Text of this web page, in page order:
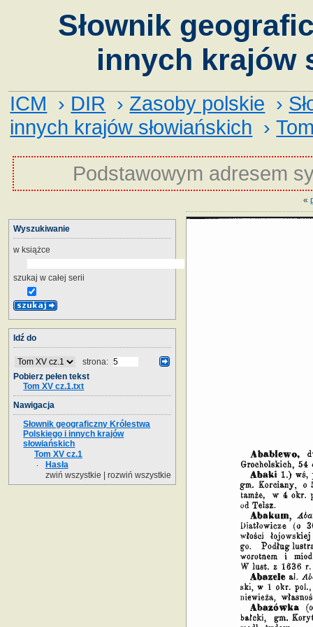
Słownik
innych krajów
ICM › DIR › Zasoby polskie ›
innych krajów słowiańskich ›
Podstawowym adresem
«
Wyszukiwanie
w książce
szukaj w całej serii
Idź do
strona:
Pobierz pełen tekst
Tom XV cz.1.txt
Nawigacja
Słownik geograficzny Królestwa
Polskiego i innych krajów
słowiańskich
Tom XV cz.1
Hasła
zwiń wszystkie
rozwiń wszystkie